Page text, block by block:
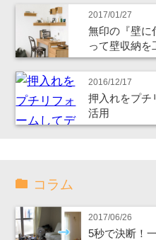
2017/01/27
無印の『壁に
って壁収納を
2016/12/17
押入れをプチ
活用
コラム
2017/06/26
5秒で決断！